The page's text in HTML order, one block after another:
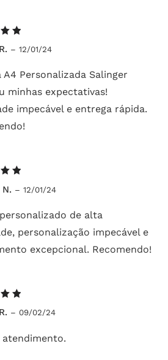
– 12/01/24
A4 Personalizada Salinger
minhas expectativas!
impecável e entrega rápida.
– 12/01/24
de alta
personalização impecável e
excepcional. Recomendo!
– 09/02/24